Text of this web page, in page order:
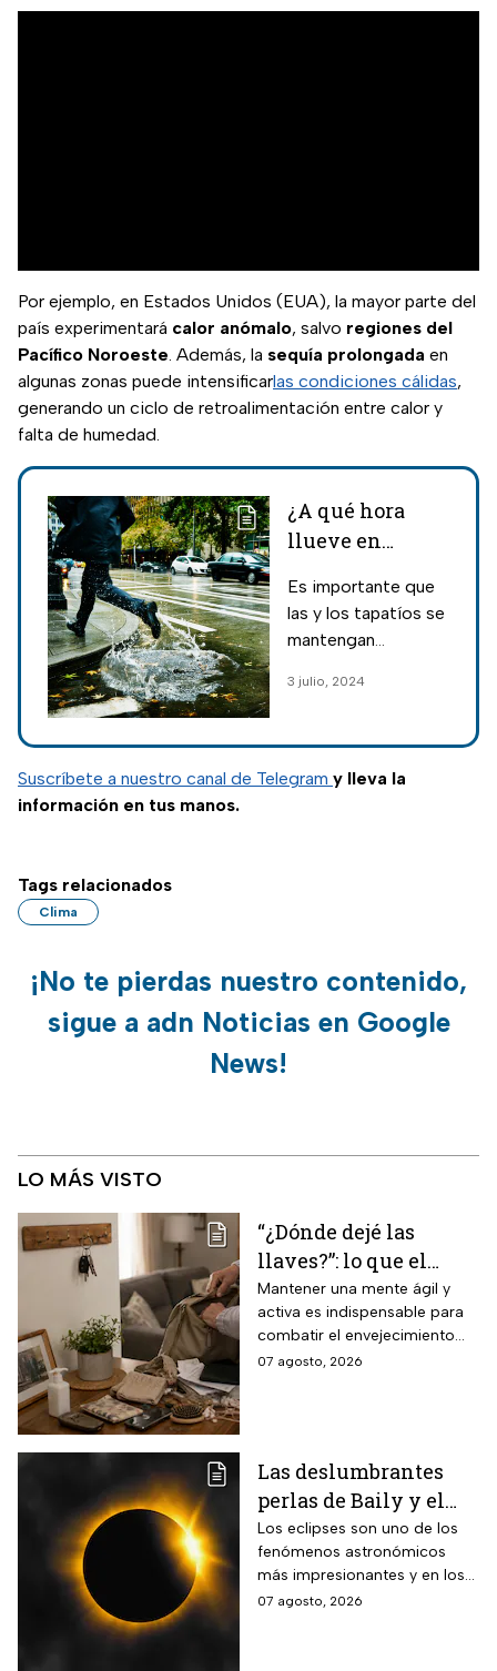
Por ejemplo, en Estados Unidos (EUA), la mayor parte del
país experimentará calor anómalo, salvo regiones del
Pacífico Noroeste. Además, la sequía prolongada en
algunas zonas puede intensificarlas condiciones cálidas,
generando un ciclo de retroalimentación entre calor y
falta de humedad.
¿A qué hora
llueve en
Así puedes
seguir el mapa
Es importante que
las y los tapatíos se
mantengan
clima para evitar
puedes monitorear
dónde llueve en
3 julio, 2024
Suscríbete a nuestro canal de Telegram y lleva la
información en tus manos.
Tags relacionados
Clima
¡No te pierdas nuestro contenido,
sigue a adn Noticias en Google
News!
LO MÁS VISTO
“¿Dónde dejé las
llaves?”: lo que el
INAPAM advierte
sobre los 3 olvidos
comunes que no
debes ignorar en la
Mantener una mente ágil y
activa es indispensable para
combatir el envejecimiento
natural del cerebro.
07 agosto, 2026
Las deslumbrantes
perlas de Baily y el
anillo de diamantes
que se verán en el
eclipse solar total
Los eclipses son uno de los
fenómenos astronómicos
más impresionantes y en los
próximos días habrá un
07 agosto, 2026